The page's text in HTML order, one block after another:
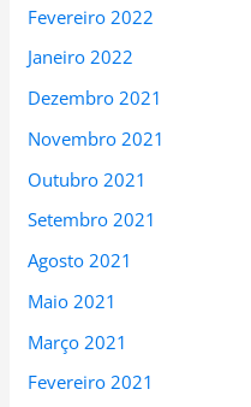
Fevereiro 2022
Janeiro 2022
Dezembro 2021
Novembro 2021
Outubro 2021
Setembro 2021
Agosto 2021
Maio 2021
Março 2021
Fevereiro 2021